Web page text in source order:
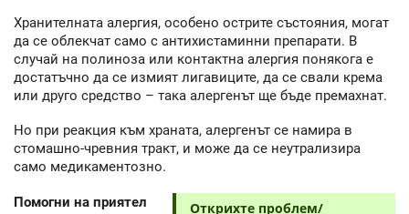
Хранителната алергия, особено острите състояния, могат
да се облекчат само с антихистаминни препарати. В
случай на полиноза или контактна алергия понякога е
достатъчно да се измият лигавиците, да се свали крема
или друго средство – така алергенът ще бъде премахнат.
Но при реакция към храната, алергенът се намира в
стомашно-чревния тракт, и може да се неутрализира
само медикаментозно.
Помогни на приятел
Открихте проблем/